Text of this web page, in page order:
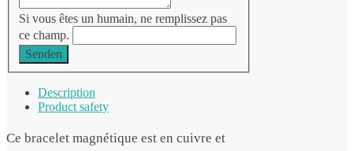
Si vous êtes un humain, ne remplissez pas
ce champ.
Senden
Description
Product safety
Ce bracelet magnétique est en cuivre et